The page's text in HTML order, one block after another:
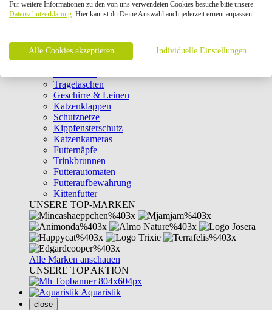
Intelligenzspielzeug
Laserpointer & Elektrospielzeug
Clicker & Target Sticks für Katzen
Weiteres Katzenspielzeug
Transportboxen
Tragetaschen
Geschirre & Leinen
Katzenklappen
Schutznetze
Kippfensterschutz
Katzenkameras
Futternäpfe
Trinkbrunnen
Futterautomaten
Futteraufbewahrung
Kittenfutter
UNSERE TOP-MARKEN
Alle Marken anschauen
UNSERE TOP AKTION
Aquaristik
close
Für weitere Informationen zu den von uns verwendeten Cookies besuche bitte unsere
Datenschutzerklärung. Hier kannst du Deine Auswahl auch jederzeit erneut anpassen.
Alle Cookies akzeptieren Individuelle Einstellungen